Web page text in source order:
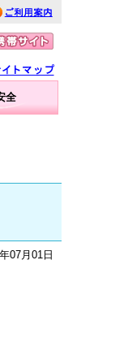
利用案内
イトマップ
全
07月01日